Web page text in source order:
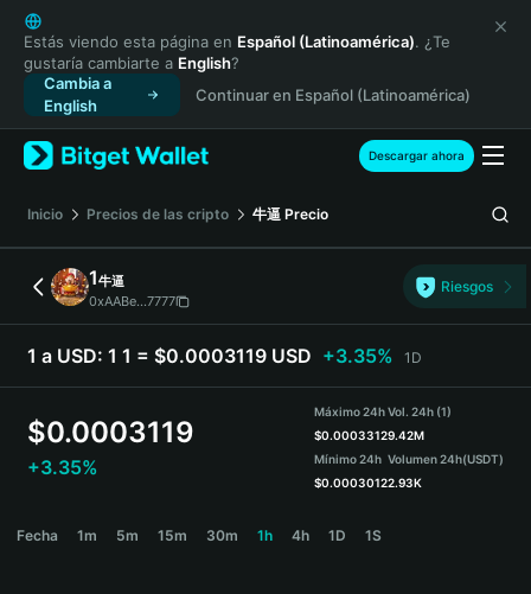
English
日本語
Tiếng Việt
Русский
Español (Latinoamérica)
Türkçe
Français
Deutsch
简体中文
繁體中文
Português (Portugal)
Bahasa Indonesia
ภาษาไทย
Español
Español (Argentina)
Estás viendo esta página en Español (Latinoamérica). ¿Te
gustaría cambiarte a English?
Cambia a
English
Continuar en Español (Latinoamérica)
Descargar ahora
Inicio Precios de las cripto 牛逼 Precio
1牛逼
0xAABe...7777
Riesgos
1 a USD: 1 1 = $0.0003119 USD +3.35% 1D
$0.0003119
+3.35%
Máximo 24h
$0.0003312
Mínimo 24h
$0.0003012
Vol. 24h (1)
9.42M
Volumen 24h(USDT)
2.93K
Fecha 1m 5m 15m 30m 1h 4h 1D 1S